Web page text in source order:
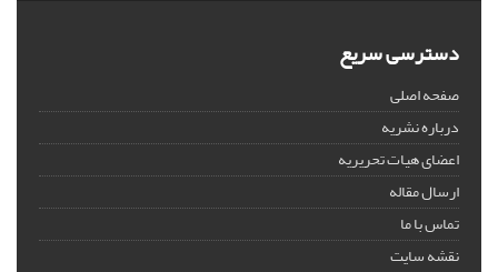
دسترسی سریع
صفحه اصلی
درباره نشریه
اعضای هیات تحریریه
ارسال مقاله
تماس با ما
نقشه سایت